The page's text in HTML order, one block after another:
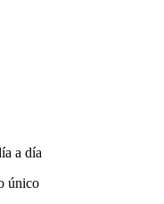
a día
único